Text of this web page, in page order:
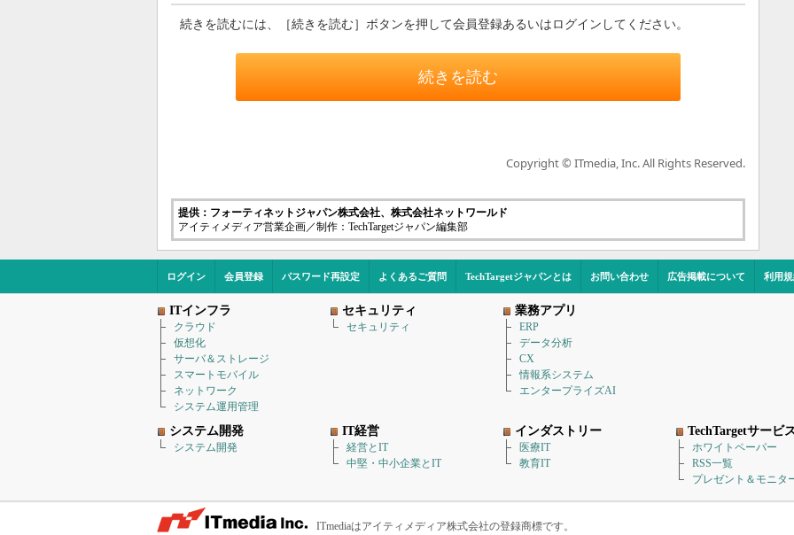
続きを読むには、［続きを読む］ボタンを押して会員登録あるいはログインしてください。
続きを読む
Copyright © ITmedia, Inc. All Rights Reserved.
提供：フォーティネットジャパン株式会社、株式会社ネットワールド
アイティメディア営業企画／制作：TechTargetジャパン編集部
ログイン 会員登録 パスワード再設定 よくあるご質問 TechTargetジャパンとは お問い合わせ 広告掲載について 利用
ITインフラ
クラウド
仮想化
サーバ＆ストレージ
スマートモバイル
ネットワーク
システム運用管理
セキュリティ
セキュリティ
業務アプリ
ERP
データ分析
CX
情報系システム
エンタープライズAI
システム開発
システム開発
IT経営
経営とIT
中堅・中小企業とIT
インダストリー
医療IT
教育IT
TechTargetサービ
ホワイトペーパー
RSS一覧
プレゼント＆モニタ
ITmediaはアイティメディア株式会社の登録商標です。